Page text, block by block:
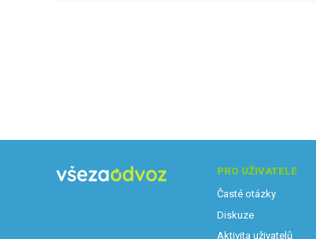
PRO UŽIVATELE
Časté otázky
Diskuze
Aktivita uživatelů